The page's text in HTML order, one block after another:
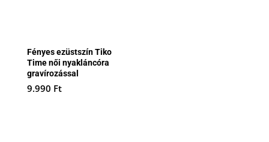
Fényes ezüstszín Tiko
Time női nyakláncóra
gravírozással
9.990 Ft